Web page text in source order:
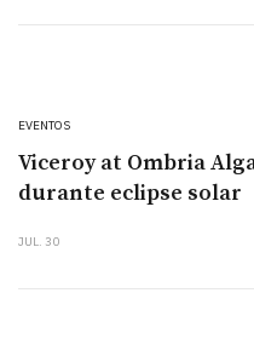
EVENTOS
Viceroy at Ombria
durante eclipse solar
JUL. 30